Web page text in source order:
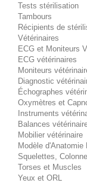
Tests stérilisation
Tambours
Récipients de
Vétérinaires
ECG et Moniteurs
ECG vétérinaires
Moniteurs
Diagnostic
Échographes
Oxymètres et
Instruments
Balances
Mobilier vétérinaire
Modèle d'Anatomie
Squelettes,
Torses et Muscles
Yeux et ORL